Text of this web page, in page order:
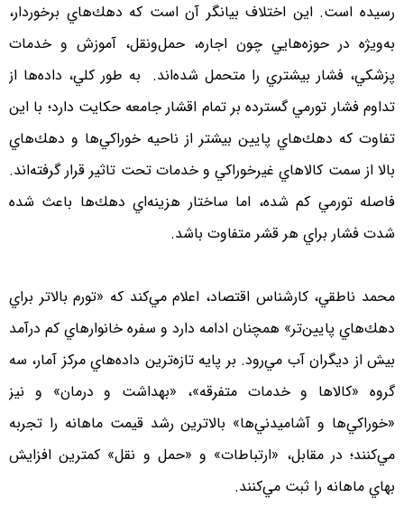
رسيده است. اين اختلاف بيانگر آن است كه دهك‌هاي برخوردار،
به‌ويژه در حوزه‌هايي چون اجاره، حمل‌ونقل، آموزش و خدمات
پزشكي، فشار بيشتري را متحمل شده‌اند. به‌ طور كلي، داده‌ها از
تداوم فشار تورمي گسترده بر تمام اقشار جامعه حكايت دارد؛ با اين
تفاوت كه دهك‌هاي پايين بيشتر از ناحيه خوراكي‌ها و دهك‌هاي
بالا از سمت كالاهاي غيرخوراكي و خدمات تحت تاثير قرار گرفته‌اند.
فاصله تورمي كم شده، اما ساختار هزينه‌اي دهك‌ها باعث شده
شدت فشار براي هر قشر متفاوت باشد.
محمد ناطقي، كارشناس اقتصاد، اعلام مي‌كند كه «تورم بالاتر براي
دهك‌هاي پايين‌تر» همچنان ادامه دارد و سفره خانوارهاي كم درآمد
بيش از ديگران آب مي‌رود. بر پايه تازه‌ترين داده‌هاي مركز آمار، سه
گروه «كالاها و خدمات متفرقه»، «بهداشت و درمان» و نيز
«خوراكي‌ها و آشاميدني‌ها» بالاترين رشد قيمت ماهانه را تجربه
مي‌كنند؛ در مقابل، «ارتباطات» و «حمل‌ و نقل» كمترين افزايش
بهاي ماهانه را ثبت مي‌كنند.